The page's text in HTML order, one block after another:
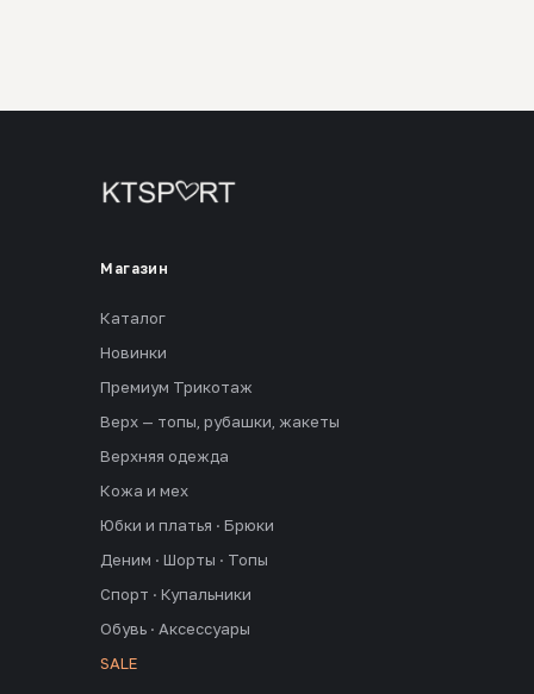
Магазин
Каталог
Новинки
Премиум Трикотаж
Верх — топы, рубашки, жакеты
Верхняя одежда
Кожа и мех
Юбки и платья · Брюки
Деним · Шорты · Топы
Спорт · Купальники
Обувь · Аксессуары
SALE